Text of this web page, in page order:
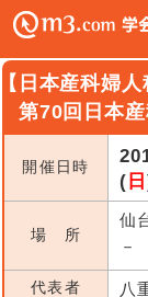
日本産科婦人
第70回日本
開催日時
( 日
場 所
仙
－
代表者 八